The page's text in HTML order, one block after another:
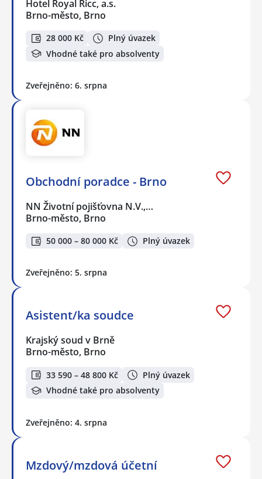
Hotel Royal Ricc, a.s.
Brno-město, Brno
28 000 Kč
Plný úvazek
Vhodné také pro absolventy
Zveřejněno: 6. srpna
Obchodní poradce - Brno
NN Životní pojišťovna N.V.,…
Brno-město, Brno
50 000 – 80 000 Kč Plný úvazek
Zveřejněno: 5. srpna
Asistent/ka soudce
Krajský soud v Brně
Brno-město, Brno
33 590 – 48 800 Kč
Plný úvazek
Vhodné také pro absolventy
Zveřejněno: 4. srpna
Mzdový/mzdová účetní